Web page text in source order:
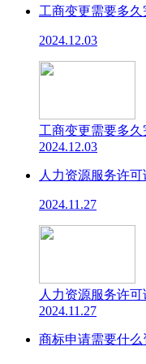
工商变更需要多
2024.12.03
工商变更需要多
2024.12.03
人力资源服务许
2024.11.27
人力资源服务许
2024.11.27
商标申请需要什么